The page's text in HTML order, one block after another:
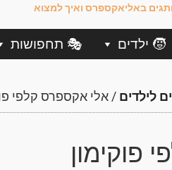
🧒 ילדים 🎭 תחפושות
לילדים /אלי אקספרס קלפי
פוקימון